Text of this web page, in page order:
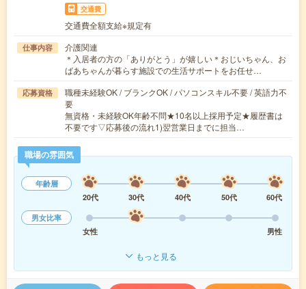
交通費
交通費全額支給※規定有
仕事内容
介護関連
＊入居者の方の「ありがとう」が嬉しい＊おじいちゃん、お
ばあちゃんが暮らす施設での生活サポートをお任せ…
応募資格
職種未経験OK / ブランクOK / パソコンスキル不要 / 英語力不
要
無資格・未経験OK年齢不問★10名以上採用予定★履歴書は
不要です▽応募後の流れ1)翌営業日までに担当…
職場の雰囲気
年齢層
20代
30代 40代 50代
60代
男女比率
女性
男性
もっと見る